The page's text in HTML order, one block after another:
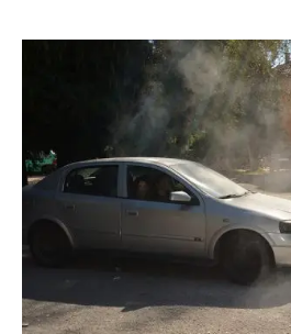
ПРИРАЧНИЦИ
СТРАТЕГИИ
ЕДУКАТИВНО
БРОШУРИ